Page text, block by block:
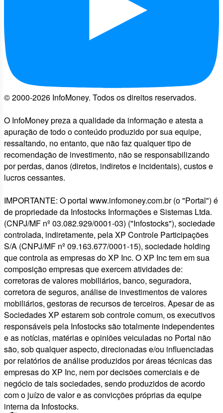
© 2000-2026 InfoMoney. Todos os direitos reservados.
O InfoMoney preza a qualidade da informação e atesta a
apuração de todo o conteúdo produzido por sua equipe,
ressaltando, no entanto, que não faz qualquer tipo de
recomendação de investimento, não se responsabilizando
por perdas, danos (diretos, indiretos e incidentais), custos e
lucros cessantes.
IMPORTANTE: O portal www.infomoney.com.br (o "Portal") é
de propriedade da Infostocks Informações e Sistemas Ltda.
(CNPJ/MF nº 03.082.929/0001-03) ("Infostocks"), sociedade
controlada, indiretamente, pela XP Controle Participações
S/A (CNPJ/MF nº 09.163.677/0001-15), sociedade holding
que controla as empresas do XP Inc. O XP Inc tem em sua
composição empresas que exercem atividades de:
corretoras de valores mobiliários, banco, seguradora,
corretora de seguros, análise de investimentos de valores
mobiliários, gestoras de recursos de terceiros. Apesar de as
Sociedades XP estarem sob controle comum, os executivos
responsáveis pela Infostocks são totalmente independentes
e as notícias, matérias e opiniões veiculadas no Portal não
são, sob qualquer aspecto, direcionadas e/ou influenciadas
por relatórios de análise produzidos por áreas técnicas das
empresas do XP Inc, nem por decisões comerciais e de
negócio de tais sociedades, sendo produzidos de acordo
com o juízo de valor e as convicções próprias da equipe
interna da Infostocks.